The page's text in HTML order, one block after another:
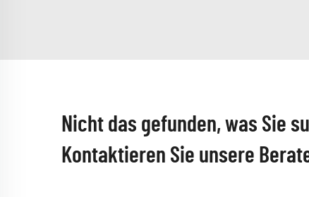
Nicht das gefunden, was Sie
Kontaktieren Sie unsere